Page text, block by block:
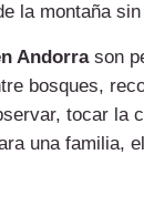
la montaña
Andorrason
bosques,
tocar la
una familia,